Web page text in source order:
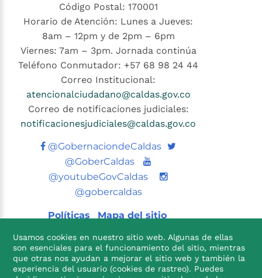
Código Postal: 170001
Horario de Atención: Lunes a Jueves:
8am – 12pm y de 2pm – 6pm
Viernes: 7am – 3pm. Jornada continúa
Teléfono Conmutador: +57 68 98 24 44
Correo Institucional:
atencionalciudadano@caldas.gov.co
Correo de notificaciones judiciales:
notificacionesjudiciales@caldas.gov.co
@GobernaciondeCaldas Twitter
@GoberCaldas
Youtube
@youtubeGovCaldas
@gobercaldas
Políticas Mapa del sitio
Usamos cookies en nuestro sitio web. Algunas de ellas
son esenciales para el funcionamiento del sitio, mientras
que otras nos ayudan a mejorar el sitio web y también la
experiencia del usuario (cookies de rastreo). Puedes